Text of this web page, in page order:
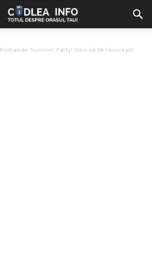
Romanian Summer Party! Vino să te răcorești!